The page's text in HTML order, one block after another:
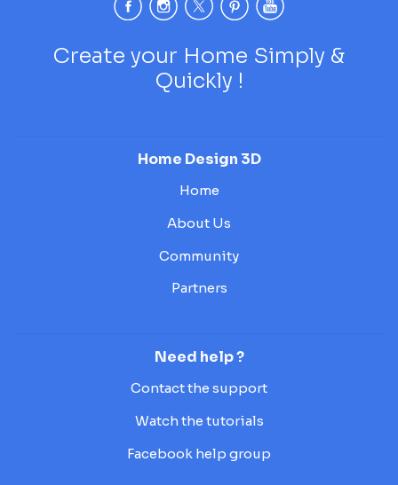
Create your Home Simply &
Quickly !
Home Design 3D
Home
About Us
Community
Partners
Need help ?
Contact the support
Watch the tutorials
Facebook help group